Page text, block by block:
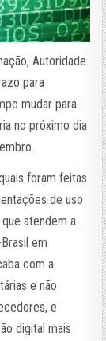
Autoridade
para
mudar para
no próximo dia
foram feitas
de uso
atendem a
em
com a
e não
e
digital mais